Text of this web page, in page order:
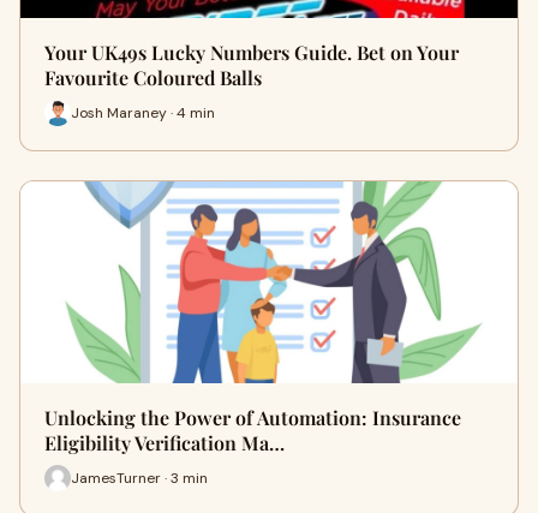
Your UK49s Lucky Numbers Guide. Bet on Your
Favourite Coloured Balls
Josh Maraney · 4 min
Unlocking the Power of Automation: Insurance
Eligibility Verification Ma…
JamesTurner · 3 min